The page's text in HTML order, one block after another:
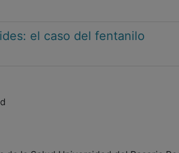
el caso del fentanilo